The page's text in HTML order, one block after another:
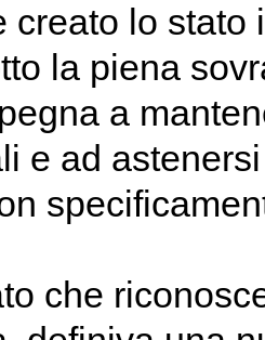
creato lo
la piena
a
e ad
che